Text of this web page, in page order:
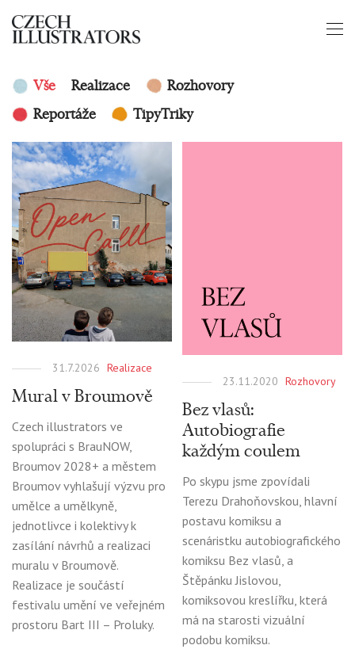
Vše Realizace
Rozhovory
Reportáže
TipyTriky
31.7.2026 Realizace
Mural v Broumově
Czech illustrators ve
spolupráci s BrauNOW,
Broumov 2028+ a městem
Broumov vyhlašují výzvu pro
umělce a umělkyně,
jednotlivce i kolektivy k
zasílání návrhů a realizaci
muralu v Broumově.
Realizace je součástí
festivalu umění ve veřejném
prostoru Bart III – Proluky.
23.11.2020 Rozhovory
Bez vlasů:
Autobiografie
každým coulem
Po skypu jsme zpovídali
Terezu Drahoňovskou, hlavní
postavu komiksu a
scenáristku autobiografického
komiksu Bez vlasů, a
Štěpánku Jislovou,
komiksovou kreslířku, která
má na starosti vizuální
podobu komiksu.